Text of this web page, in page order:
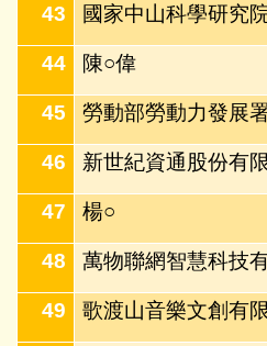
43 國家中山科學研究
44 陳○偉
45 勞動部勞動力發展
46 新世紀資通股份有
47 楊○
48 萬物聯網智慧科技
49 歌渡山音樂文創有